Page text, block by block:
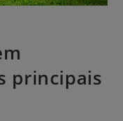
principais